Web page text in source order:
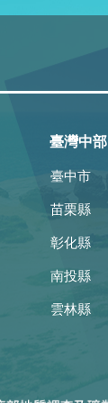
臺灣中部
臺中市
苗栗縣
彰化縣
南投縣
雲林縣